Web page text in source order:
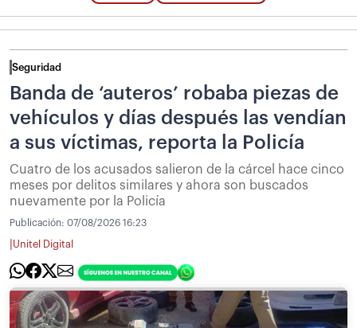
Seguridad
Banda de ‘auteros’ robaba piezas de
vehículos y días después las vendían
a sus víctimas, reporta la Policía
Cuatro de los acusados salieron de la cárcel hace cinco
meses por delitos similares y ahora son buscados
nuevamente por la Policía
Publicación: 07/08/2026 16:23
Unitel Digital